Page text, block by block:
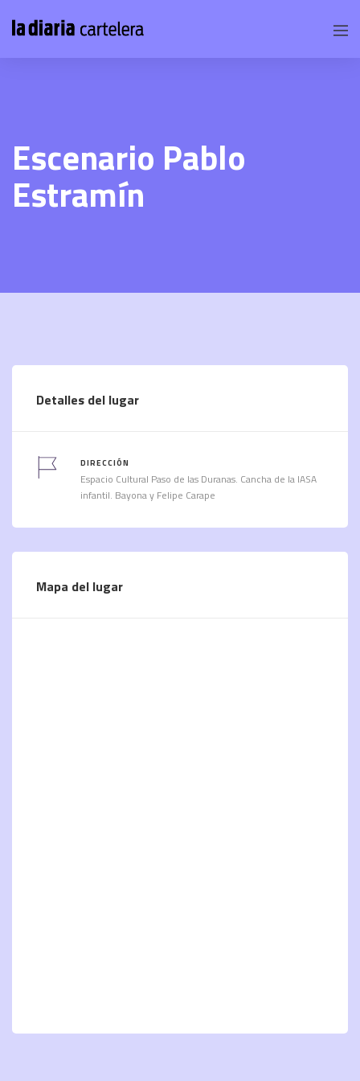
Escenario Pablo
Estramín
Detalles del lugar
DIRECCIÓN
Espacio Cultural Paso de las Duranas. Cancha de la IASA
infantil. Bayona y Felipe Carape
Mapa del lugar